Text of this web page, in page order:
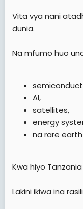
Vita vya nani
dunia.
Na mfumo huo
AI,
satellites,
energy
na rare
Kwa hiyo
Lakini ikiwa ina